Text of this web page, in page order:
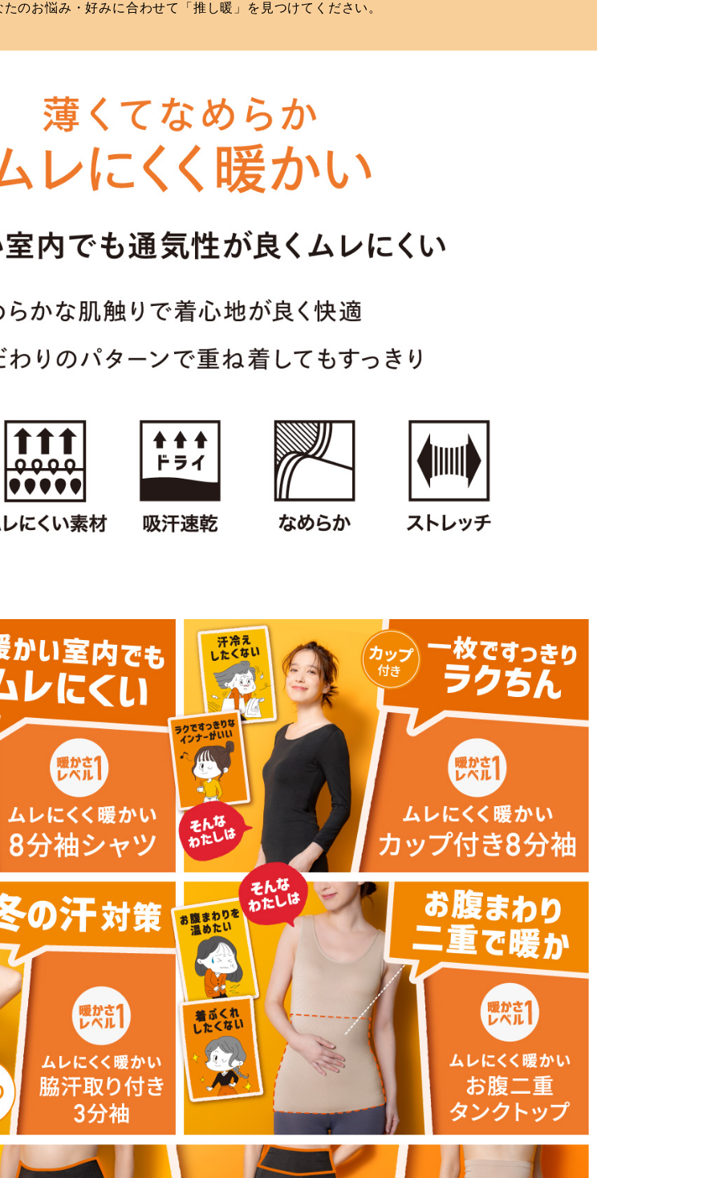
たのお悩み・好みに合わせて「推し暖」を見つけてください。